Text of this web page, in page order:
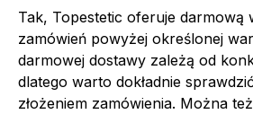
Tak, Topestetic oferuje darmową
zamówień powyżej określonej
darmowej dostawy zależą od
dlatego warto dokładnie
złożeniem zamówienia. Można